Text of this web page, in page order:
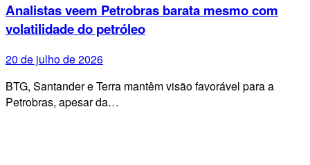
Analistas veem Petrobras barata mesmo com
volatilidade do petróleo
20 de julho de 2026
BTG, Santander e Terra mantêm visão favorável para a
Petrobras, apesar da…